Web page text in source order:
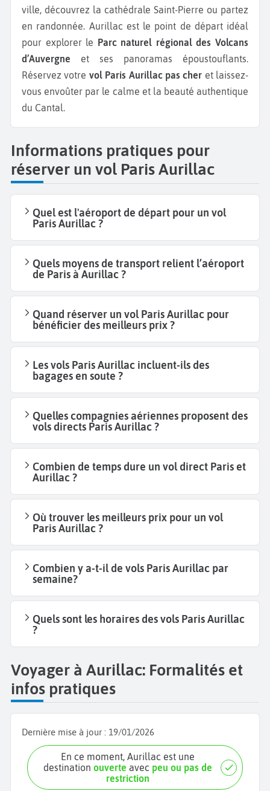
ville, découvrez la cathédrale Saint-Pierre ou partez
en randonnée. Aurillac est le point de départ idéal
pour explorer le Parc naturel régional des Volcans
d’Auvergne et ses panoramas époustouflants.
Réservez votre vol Paris Aurillac pas cher et laissez-
vous envoûter par le calme et la beauté authentique
du Cantal.
Informations pratiques pour
réserver un vol Paris Aurillac
Quel est l'aéroport de départ pour un vol
Paris Aurillac ?
Quels moyens de transport relient l’aéroport
de Paris à Aurillac ?
Quand réserver un vol Paris Aurillac pour
bénéficier des meilleurs prix ?
Les vols Paris Aurillac incluent-ils des
bagages en soute ?
Quelles compagnies aériennes proposent des
vols directs Paris Aurillac ?
Combien de temps dure un vol direct Paris et
Aurillac ?
Où trouver les meilleurs prix pour un vol
Paris Aurillac ?
Combien y a-t-il de vols Paris Aurillac par
semaine?
Quels sont les horaires des vols Paris Aurillac
?
Voyager à Aurillac: Formalités et
infos pratiques
Dernière mise à jour : 19/01/2026
En ce moment, Aurillac est une
destinationouverte avec peu ou pas de
restriction